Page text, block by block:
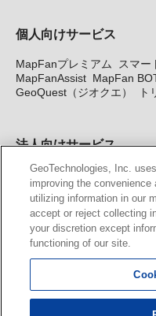
個人向けサービス
MapFanプレミアム
スマー
MapFanAssist MapFan
GeoQuest（ジオクエ）
ト
法人向けサービス
法人向け地図・位置情報サ
図API Windows PC向け地
サービス
MAP WORLD+
カーナビ地図更新サー
MapFan スマートメンバーズ
KENWOOD MapFan Club
GeoTechnologies, Inc.
improving the
utilizing information in our
accept or reject collecting
your discretion except
functioning of our site.